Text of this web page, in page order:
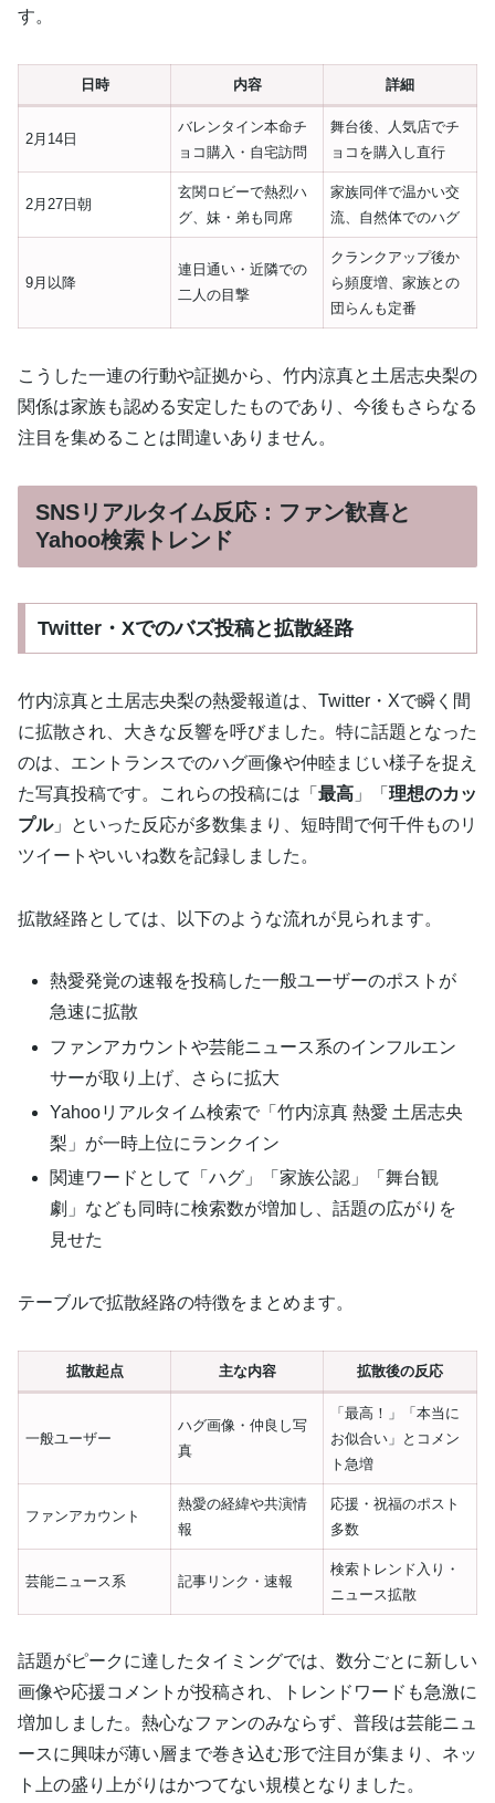
す。
日時 内容 詳細
2月14日
バレンタイン本命チ
ョコ購入・自宅訪問
舞台後、人気店でチ
ョコを購入し直行
2月27日朝
玄関ロビーで熱烈ハ
グ、妹・弟も同席
家族同伴で温かい交
流、自然体でのハグ
9月以降
連日通い・近隣での
二人の目撃
クランクアップ後か
ら頻度増、家族との
団らんも定番
こうした一連の行動や証拠から、竹内涼真と土居志央梨の
関係は家族も認める安定したものであり、今後もさらなる
注目を集めることは間違いありません。
SNSリアルタイム反応：ファン歓喜と
Yahoo検索トレンド
Twitter・Xでのバズ投稿と拡散経路
竹内涼真と土居志央梨の熱愛報道は、Twitter・Xで瞬く間
に拡散され、大きな反響を呼びました。特に話題となった
のは、エントランスでのハグ画像や仲睦まじい様子を捉え
た写真投稿です。これらの投稿には「 最高 」「 理想のカッ
プル」といった反応が多数集まり、短時間で何千件ものリ
ツイートやいいね数を記録しました。
拡散経路としては、以下のような流れが見られます。
熱愛発覚の速報を投稿した一般ユーザーのポストが
急速に拡散
ファンアカウントや芸能ニュース系のインフルエン
サーが取り上げ、さらに拡大
Yahooリアルタイム検索で「竹内涼真 熱愛 土居志央
梨」が一時上位にランクイン
関連ワードとして「ハグ」「家族公認」「舞台観
劇」なども同時に検索数が増加し、話題の広がりを
見せた
テーブルで拡散経路の特徴をまとめます。
拡散起点 主な内容 拡散後の反応
一般ユーザー
ハグ画像・仲良し写
真
「最高！」「本当に
お似合い」とコメン
ト急増
ファンアカウント
熱愛の経緯や共演情
報
応援・祝福のポスト
多数
芸能ニュース系 記事リンク・速報
検索トレンド入り・
ニュース拡散
話題がピークに達したタイミングでは、数分ごとに新しい
画像や応援コメントが投稿され、トレンドワードも急激に
増加しました。熱心なファンのみならず、普段は芸能ニュ
ースに興味が薄い層まで巻き込む形で注目が集まり、ネッ
ト上の盛り上がりはかつてない規模となりました。